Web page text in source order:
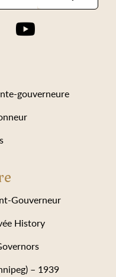
gouverneure
Gouverneur
History
– 1939